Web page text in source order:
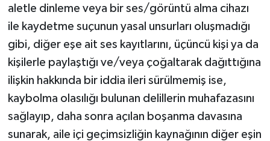
aletle dinleme veya bir ses/görüntü alma cihazı
ile kaydetme suçunun yasal unsurları oluşmadığı
gibi, diğer eşe ait ses kayıtlarını, üçüncü kişi ya da
kişilerle paylaştığı ve/veya çoğaltarak dağıttığına
ilişkin hakkında bir iddia ileri sürülmemiş ise,
kaybolma olasılığı bulunan delillerin muhafazasını
sağlayıp, daha sonra açılan boşanma davasına
sunarak, aile içi geçimsizliğin kaynağının diğer eşin